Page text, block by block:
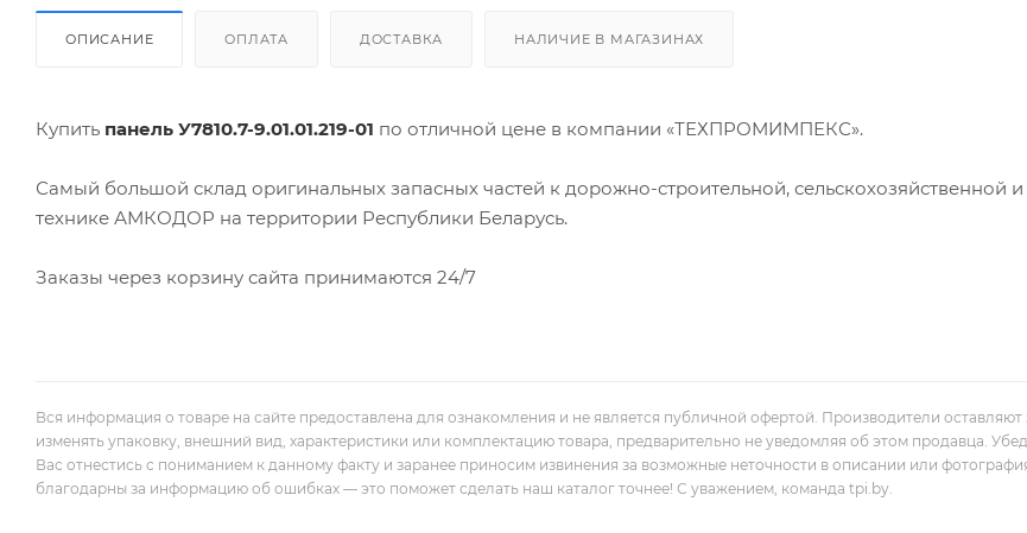
ОПИСАНИЕ ОПЛАТА ДОСТАВКА НАЛИЧИЕ В МАГАЗИНАХ
Купить панель У7810.7-9.01.01.219-01 по отличной цене в компании «ТЕХПРОМИМПЕКС».
Самый большой склад оригинальных запасных частей к дорожно-строительной, сельскохозяйственной
технике АМКОДОР на территории Республики Беларусь.
Заказы через корзину сайта принимаются 24/7
Вся информация о товаре на сайте предоставлена для ознакомления и не является публичной офертой. Производители оставляют
изменять упаковку, внешний вид, характеристики или комплектацию товара, предварительно не уведомляя об этом продавца.
Вас отнестись с пониманием к данному факту и заранее приносим извинения за возможные неточности в описании или
благодарны за информацию об ошибках — это поможет сделать наш каталог точнее! С уважением, команда tpi.by.